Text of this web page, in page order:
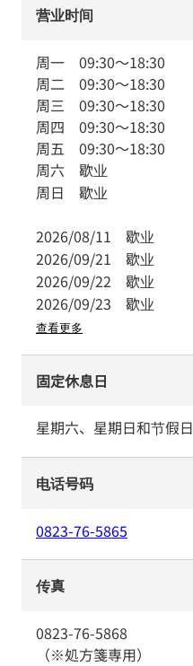
营业时间
周一 09:30～18:30
周二 09:30～18:30
周三 09:30～18:30
周四 09:30～18:30
周五 09:30～18:30
周六 歇业
周日 歇业
2026/08/11 歇业
2026/09/21 歇业
2026/09/22 歇业
2026/09/23 歇业
查看更多
固定休息日
星期六、星期日和节假日
电话号码
0823-76-5865
传真
0823-76-5868
（※処方箋専用）